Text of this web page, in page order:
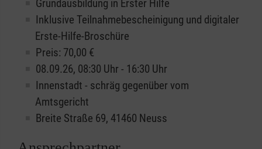
Grundausbildung in Erster Hilfe
Inklusive Teilnahmebescheinigung und digitaler
Erste-Hilfe-Broschüre
Preis: 70,00 €
08.09.26, 08:30 Uhr - 16:30 Uhr
Innenstadt - schräg gegenüber vom
Amtsgericht
Breite Straße 69, 41460 Neuss